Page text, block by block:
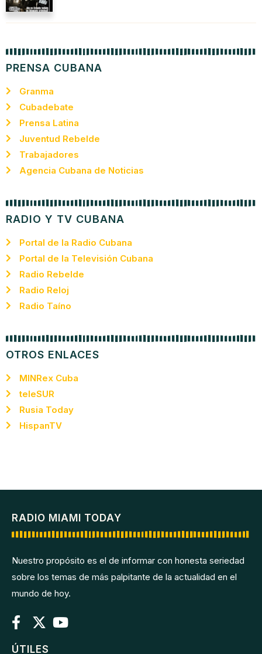
PRENSA CUBANA
Granma
Cubadebate
Prensa Latina
Juventud Rebelde
Trabajadores
Agencia Cubana de Noticias
RADIO Y TV CUBANA
Portal de la Radio Cubana
Portal de la Televisión Cubana
Radio Rebelde
Radio Reloj
Radio Taíno
OTROS ENLACES
MINRex Cuba
teleSUR
Rusia Today
HispanTV
RADIO MIAMI TODAY
Nuestro propósito es el de informar con honesta seriedad
sobre los temas de más palpitante de la actualidad en el
mundo de hoy.
ÚTILES